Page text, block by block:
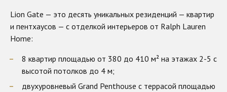
Lion Gate — это десять уникальных резиденций — квартир
и пентхаусов — с отделкой интерьеров от Ralph Lauren
Home:
8 квартир площадью от 380 до 410 м² на этажах 2-5 с
высотой потолков до 4 м;
двухуровневый Grand Penthouse с террасой площадью